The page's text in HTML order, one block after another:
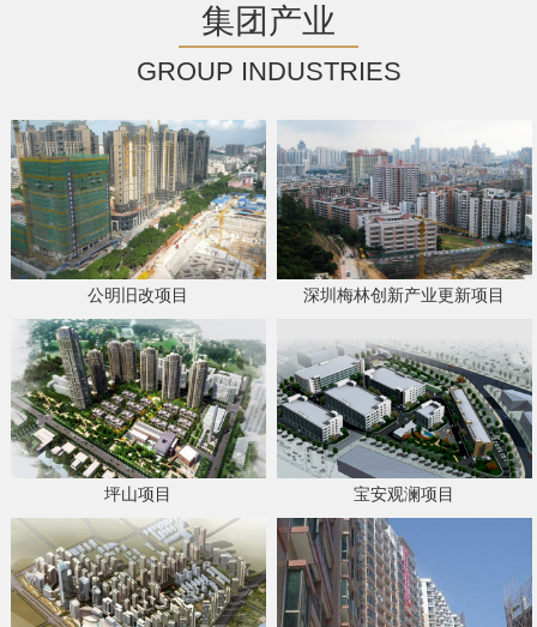
集团产业
GROUP INDUSTRIES
公明旧改项目 深圳梅林创新产业更新项目
坪山项目 宝安观澜项目